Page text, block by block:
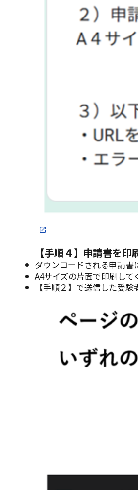
【手順４】申請書を印
ダウンロードされる申請
A4サイズの片面で印刷して
【手順２】で送信した受